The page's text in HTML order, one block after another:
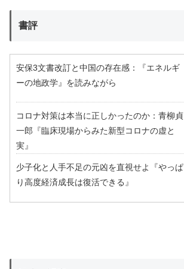
書評
安保3文書改訂と中国の存在感：『エネルギ
ーの地政学』を読みながら
コロナ対策は本当に正しかったのか：青柳貞
一郎『臨床現場からみた新型コロナの虚と
実』
少子化と人手不足の元凶を直視せよ『やっぱ
り高度経済成長は復活できる』